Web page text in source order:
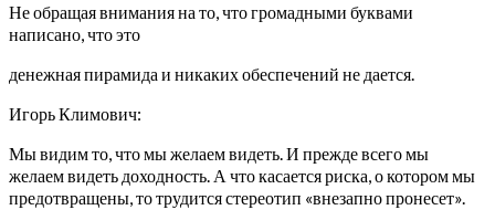
Не обращая внимания на то, что громадными буквами
написано, что это
денежная пирамида и никаких обеспечений не дается.
Игорь Климович:
Мы видим то, что мы желаем видеть. И прежде всего мы
желаем видеть доходность. А что касается риска, о котором мы
предотвращены, то трудится стереотип «внезапно пронесет».